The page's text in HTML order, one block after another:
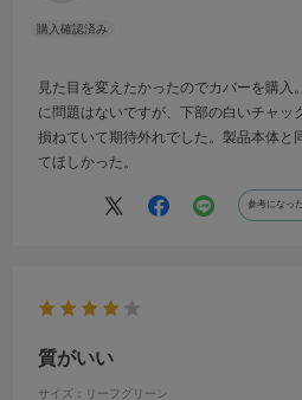
見た目を変えたかったのでカバーを購入
に問題はないですが、下部の白いチャッ
損ねていて期待外れでした。製品本体と
てほしかった。
参考になった
質がいい
サイズ：リーフグリーン